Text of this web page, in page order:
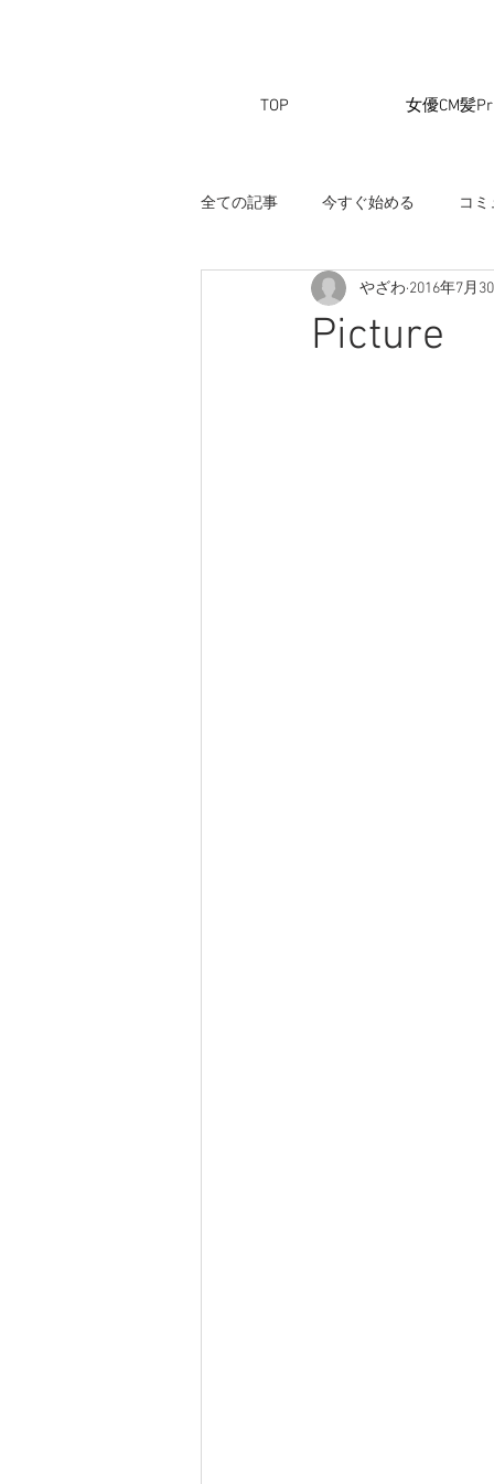
TOP 女優CM髪
全ての記事 今すぐ始める コ
Picture
やざわ 2016年7月